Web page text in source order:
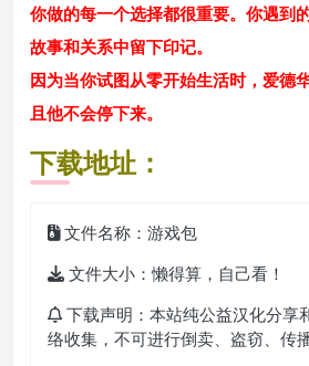
你做的每一个选择都很重要。你遇到
故事和关系中留下印记。
因为当你试图从零开始生活时，爱德
且他不会停下来。
下载地址：
文件名称：游戏包
文件大小：懒得算，自己看！
下载声明：本站纯公益汉化分享
络收集，不可进行倒卖、盗窃、传